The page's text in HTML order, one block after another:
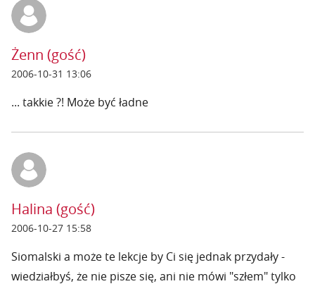
Żenn (gość)
2006-10-31 13:06
... takkie ?! Może być ładne
Halina (gość)
2006-10-27 15:58
Siomalski a może te lekcje by Ci się jednak przydały -
wiedziałbyś, że nie pisze się, ani nie mówi "szłem" tylko